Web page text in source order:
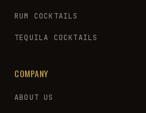
RUM COCKTAILS
TEQUILA COCKTAILS
COMPANY
ABOUT US